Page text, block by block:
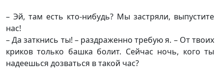
– Эй, там есть кто-нибудь? Мы застряли, выпустите
нас!
– Да заткнись ты! – раздраженно требую я. – От твоих
криков только башка болит. Сейчас ночь, кого ты
надеешься дозваться в такой час?